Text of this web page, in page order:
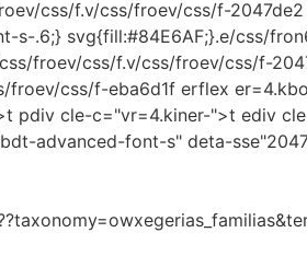
css/f.v/css/froev/css/f-
s-.6;} svg{fill:#84E6AF;}.e/css/
froev/css/f.v/css/froev/css/f-
css/f-eba6d1f erflex
pdiv cle-c="vr=4.kiner-">t ediv
advanced-font-s" deta-